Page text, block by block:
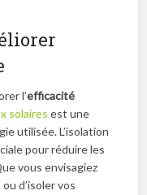
l’efficacité
solaires est une
utilisée. L’isolation
pour réduire les
vous envisagiez
ou d’isoler vos